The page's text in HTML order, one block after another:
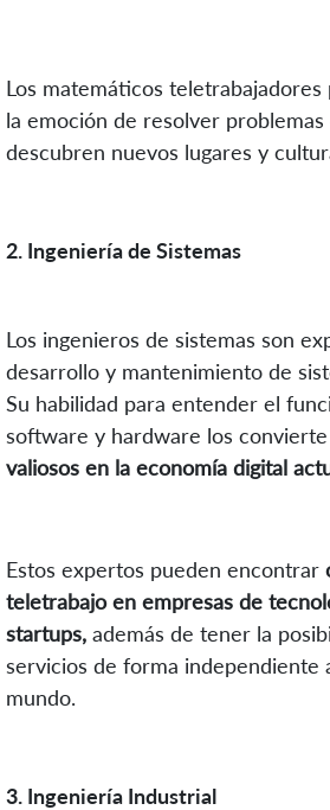
Los matemáticos
la emoción de resolver
descubren nuevos lugares y
2. Ingeniería de Sistemas
Los ingenieros de sistemas son
desarrollo y mantenimiento de
Su habilidad para entender el
software y hardware los
valiosos en la economía digital
Estos expertos pueden encontrar
teletrabajo en empresas de
startups, además de tener la
servicios de forma independiente
mundo.
3. Ingeniería Industrial